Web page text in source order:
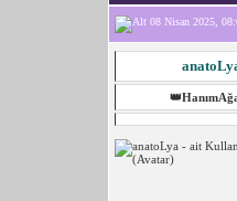
08 Nisan 2025,